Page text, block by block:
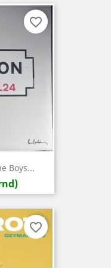
Boys...
favorite_border
favorite_border